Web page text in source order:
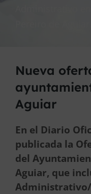
Administrativo
Nueva
Aguiar
En el Diario
publicada la
del
Aguiar, que